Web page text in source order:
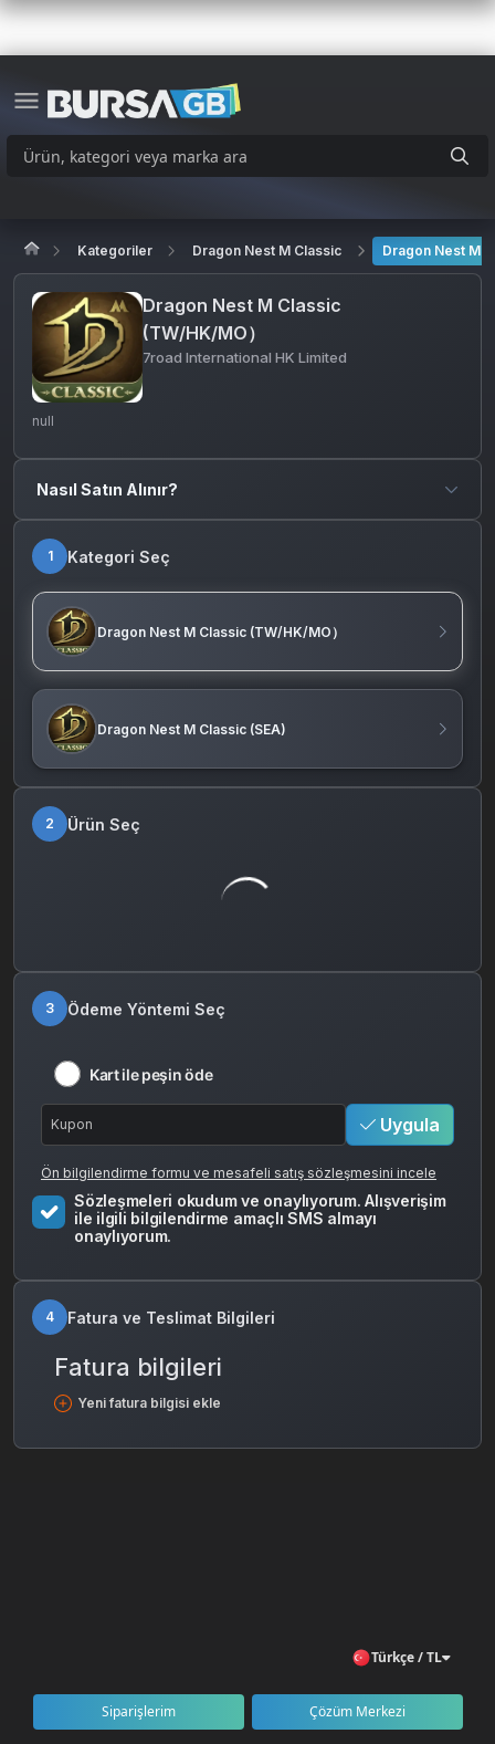
Kategoriler Dragon Nest M Classic Dragon Nest M
Dragon Nest M Classic
(TW/HK/MO）
7road International HK Limited
null
Nasıl Satın Alınır?
1 Kategori Seç
Dragon Nest M Classic (TW/HK/MO）
Dragon Nest M Classic (SEA)
2 Ürün Seç
3 Ödeme Yöntemi Seç
Kart ile peşin öde
Uygula
Ön bilgilendirme formu ve mesafeli satış sözleşmesini incele
Sözleşmeleri okudum ve onaylıyorum. Alışverişim
ile ilgili bilgilendirme amaçlı SMS almayı
onaylıyorum.
4 Fatura ve Teslimat Bilgileri
Fatura bilgileri
Yeni fatura bilgisi ekle
Türkçe / TL
Siparişlerim Çözüm Merkezi